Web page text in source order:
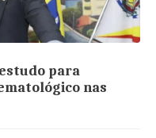
para
nas